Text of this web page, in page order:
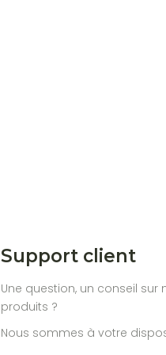
Support client
Une question, un conseil sur
produits ?
Nous sommes à votre